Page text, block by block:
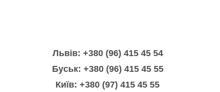
Львів: +380 (96) 415 45 54
Буськ: +380 (96) 415 45 55
Київ: +380 (97) 415 45 55